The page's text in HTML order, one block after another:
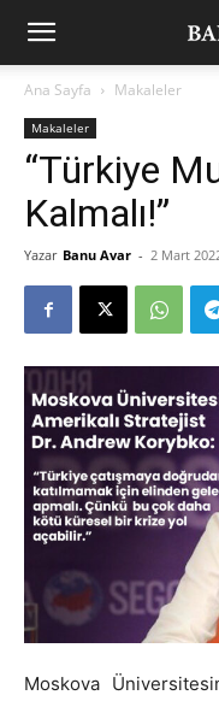
Ana Sayfa Makaleler
Makaleler
“Türkiye
Kalmalı!”
Yazar Banu Avar - 2 Mart
Moskova